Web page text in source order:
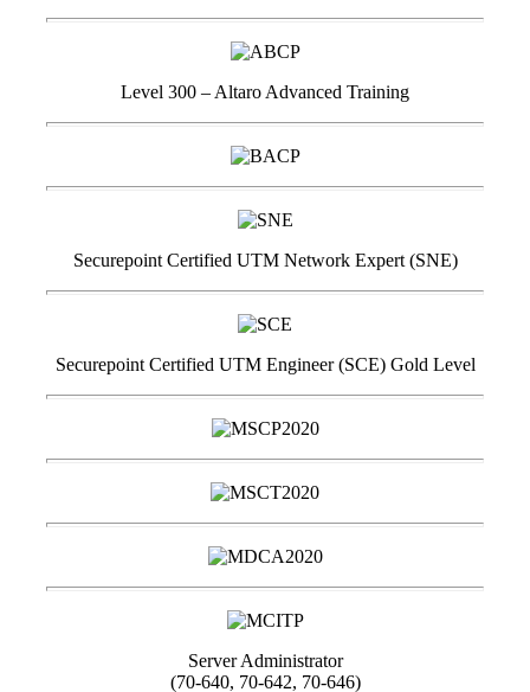
Level 300 – Altaro Advanced Training
Securepoint Certified UTM Network Expert (SNE)
Securepoint Certified UTM Engineer (SCE) Gold Level
Server Administrator
(70-640, 70-642, 70-646)